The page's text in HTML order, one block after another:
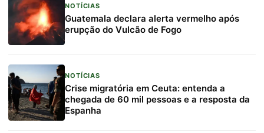
NOTÍCIAS
Guatemala declara alerta vermelho após
erupção do Vulcão de Fogo
NOTÍCIAS
Crise migratória em Ceuta: entenda a
chegada de 60 mil pessoas e a resposta da
Espanha